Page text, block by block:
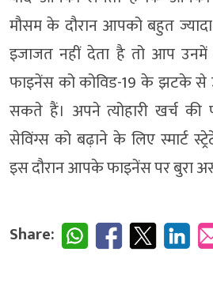
मौसम के दौरान आपको बहुत
इजाजत नहीं देता है तो आप
फाइनेंस को कोविड-19 के झटके
सकते हैं। अपने त्योहारी खर्च
सेविंग्स को बढ़ाने के लिए स्मार्ट
इस दौरान आपके फाइनेंस पर बुरा
Share: